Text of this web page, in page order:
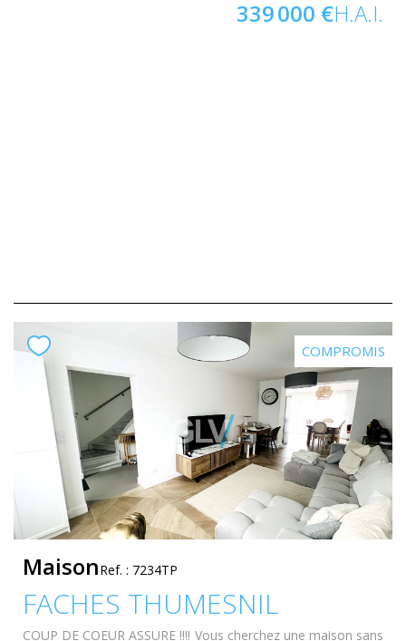
339 000 €H.A.I.
COMPROMIS
MaisonRef. : 7234TP
FACHES THUMESNIL
COUP DE COEUR ASSURE !!!! Vous cherchez une maison sans